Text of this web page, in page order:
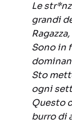
Le
grandi
Sono in
Sto
ogni
Questo
burro di